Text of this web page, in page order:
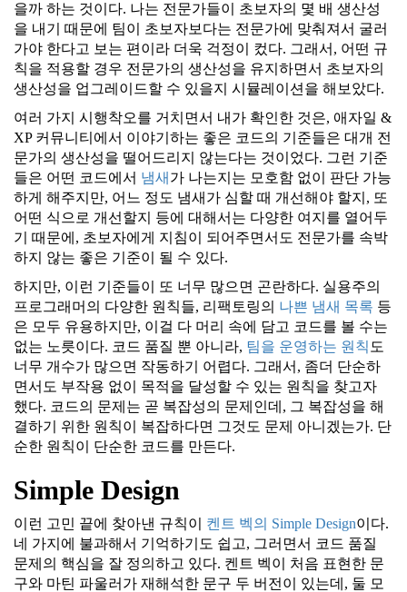
을까 하는 것이다. 나는 전문가들이 초보자의 몇 배 생산성
을 내기 때문에 팀이 초보자보다는 전문가에 맞춰져서 굴러
가야 한다고 보는 편이라 더욱 걱정이 컸다. 그래서, 어떤 규
칙을 적용할 경우 전문가의 생산성을 유지하면서 초보자의
생산성을 업그레이드할 수 있을지 시뮬레이션을 해보았다.
여러 가지 시행착오를 거치면서 내가 확인한 것은, 애자일 &
XP 커뮤니티에서 이야기하는 좋은 코드의 기준들은 대개 전
문가의 생산성을 떨어드리지 않는다는 것이었다. 그런 기준
들은 어떤 코드에서 냄새 가 나는지는 모호함 없이 판단 가능
하게 해주지만, 어느 정도 냄새가 심할 때 개선해야 할지, 또
어떤 식으로 개선할지 등에 대해서는 다양한 여지를 열어두
기 때문에, 초보자에게 지침이 되어주면서도 전문가를 속박
하지 않는 좋은 기준이 될 수 있다.
하지만, 이런 기준들이 또 너무 많으면 곤란하다. 실용주의
프로그래머의 다양한 원칙들, 리팩토링의 나쁜 냄새 목록 등
은 모두 유용하지만, 이걸 다 머리 속에 담고 코드를 볼 수는
없는 노릇이다. 코드 품질 뿐 아니라, 팀을 운영하는 원칙 도
너무 개수가 많으면 작동하기 어렵다. 그래서, 좀더 단순하
면서도 부작용 없이 목적을 달성할 수 있는 원칙을 찾고자
했다. 코드의 문제는 곧 복잡성의 문제인데, 그 복잡성을 해
결하기 위한 원칙이 복잡하다면 그것도 문제 아니겠는가. 단
순한 원칙이 단순한 코드를 만든다.
Simple Design
이런 고민 끝에 찾아낸 규칙이 켄트 벡의 Simple Design이다.
네 가지에 불과해서 기억하기도 쉽고, 그러면서 코드 품질
문제의 핵심을 잘 정의하고 있다. 켄트 벡이 처음 표현한 문
구와 마틴 파울러가 재해석한 문구 두 버전이 있는데, 둘 모